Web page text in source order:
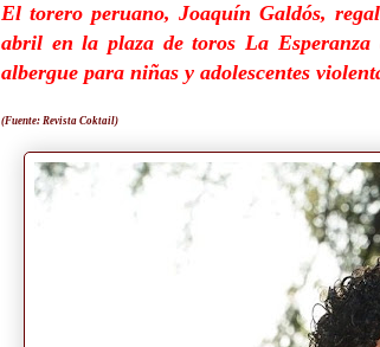
El torero peruano, Joaquín Galdós,
abril en la plaza de toros La
albergue para niñas y adolescentes
(Fuente: Revista Coktail)